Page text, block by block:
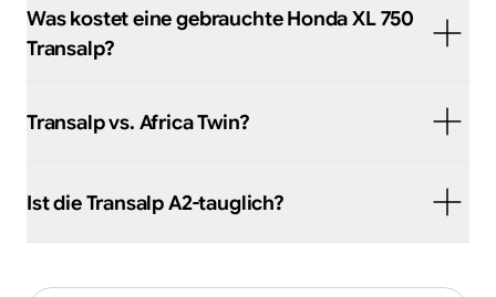
Was kostet eine gebrauchte Honda XL 750
Transalp?
Transalp vs. Africa Twin?
Ist die Transalp A2-tauglich?